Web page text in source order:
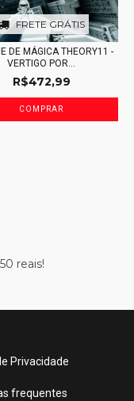
FRETE GRÁTIS
DE MÁGICA THEORY11 -
VERTIGO POR...
R$472,99
reais!
Privacidade
frequentes